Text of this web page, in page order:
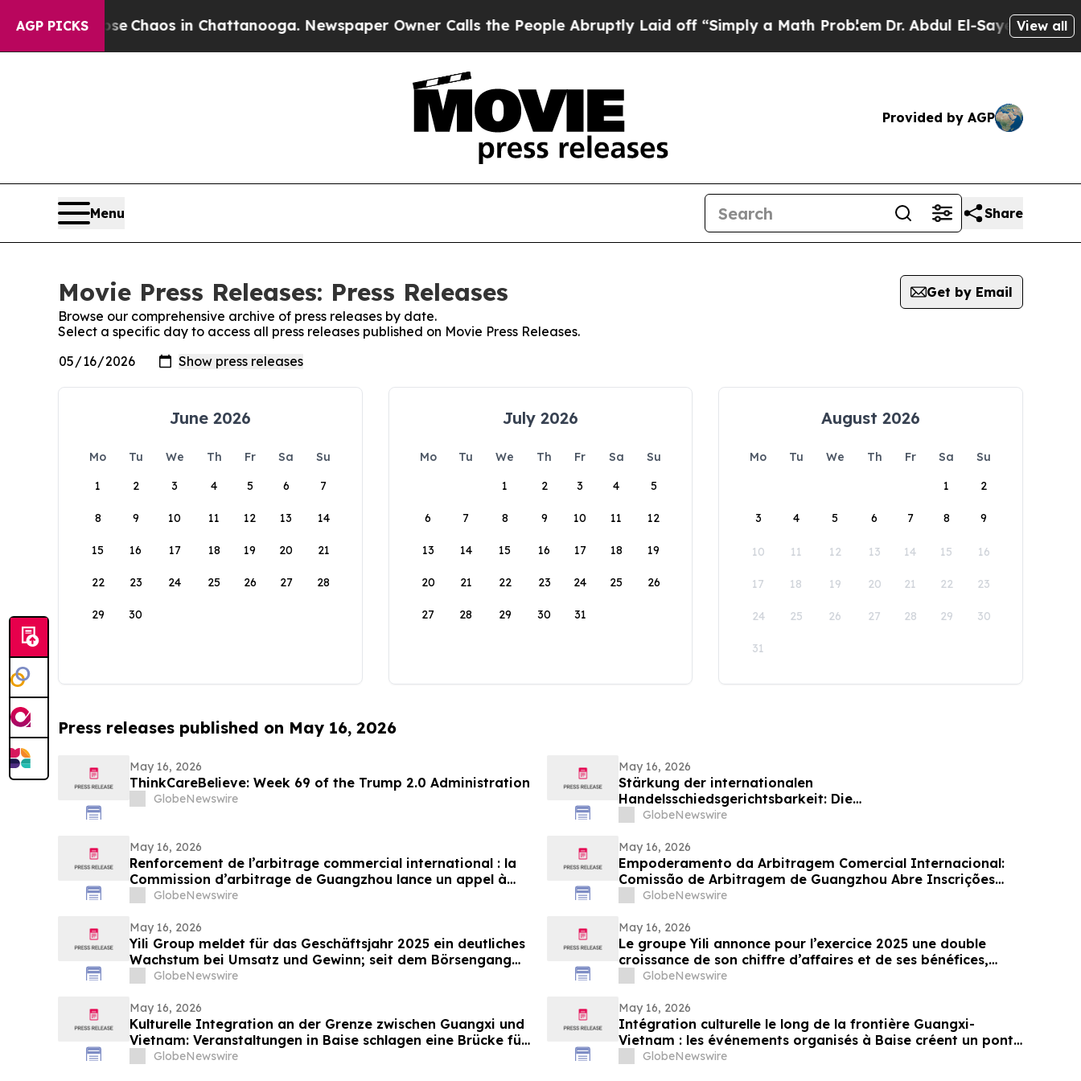
AGP PICKS
Collapse Chaos in Chattanooga. Newspaper Owner Calls the People Abruptly Laid off “Simply a Math ProblemDr. Abdul El-Sayed on Historic
View all
Provided by AGP
Menu Share
Movie Press Releases: Press Releases
Get by Email
Browse our comprehensive archive of press releases by date.
Select a specific day to access all press releases published on Movie Press Releases.
June 2026
Mo Tu We Th Fr Sa
Su
1
2 3 4 5 6 7
8 9 10 11 12 13 14
15 16 17 18 19 20 21
22 23 24 25 26 27 28
29 30
July 2026
Mo Tu We Th Fr Sa
Su
1
2 3 4 5
6 7 8 9 10 11 12
13 14 15 16 17 18 19
20 21 22 23 24 25 26
27 28 29 30 31
August 2026
Mo Tu We Th Fr Sa
Su
1
2
3 4 5 6 7 8 9
10 11 12 13 14 15 16
17 18 19 20 21 22 23
24 25 26 27 28 29 30
31
Press releases published on May 16, 2026
May 16, 2026
ThinkCareBelieve: Week 69 of the Trump 2.0 Administration
GlobeNewswire
May 16, 2026
Stärkung der internationalen
Handelsschiedsgerichtsbarkeit: Die
Schiedsgerichtskommission von Guangzhou ruft weltweit
GlobeNewswire
May 16, 2026
Renforcement de l’arbitrage commercial international : la
Commission d’arbitrage de Guangzhou lance un appel à
candidatures international pour son panel d’arbitres
GlobeNewswire
May 16, 2026
Empoderamento da Arbitragem Comercial Internacional:
Comissão de Arbitragem de Guangzhou Abre Inscrições
Globais para Painel de Árbitros
GlobeNewswire
May 16, 2026
Yili Group meldet für das Geschäftsjahr 2025 ein deutliches
Wachstum bei Umsatz und Gewinn; seit dem Börsengang
vor 30 Jahren ist der Umsatz um das 500-Fache gestiegen
GlobeNewswire
May 16, 2026
Le groupe Yili annonce pour l’exercice 2025 une double
croissance de son chiffre d’affaires et de ses bénéfices,
marquant ainsi une multiplication par 500 de son chiffre
GlobeNewswire
May 16, 2026
Kulturelle Integration an der Grenze zwischen Guangxi und
Vietnam: Veranstaltungen in Baise schlagen eine Brücke für
die nachbarschaftlichen Beziehungen zwischen China und
GlobeNewswire
May 16, 2026
Intégration culturelle le long de la frontière Guangxi-
Vietnam : les événements organisés à Baise créent un pont
pour renforcer les liens de voisinage entre la Chine et le
GlobeNewswire